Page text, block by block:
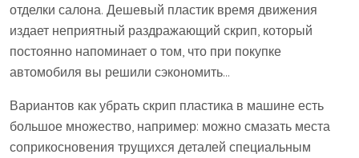
отделки салона. Дешевый пластик время движения
издает неприятный раздражающий скрип, который
постоянно напоминает о том, что при покупке
автомобиля вы решили сэкономить…
Вариантов как убрать скрип пластика в машине есть
большое множество, например: можно смазать места
соприкосновения трущихся деталей специальным